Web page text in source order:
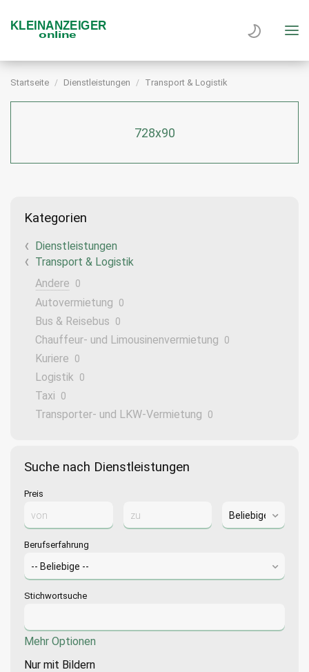
Startseite Dienstleistungen Transport & Logistik
728x90
Kategorien
Dienstleistungen
Transport & Logistik
Andere
0
Autovermietung 0
Bus & Reisebus 0
Chauffeur- und Limousinenvermietung 0
Kuriere 0
Logistik 0
Taxi 0
Transporter- und LKW-Vermietung 0
Suche nach Dienstleistungen
Preis
Berufserfahrung
Stichwortsuche
Mehr Optionen
Nur mit Bildern